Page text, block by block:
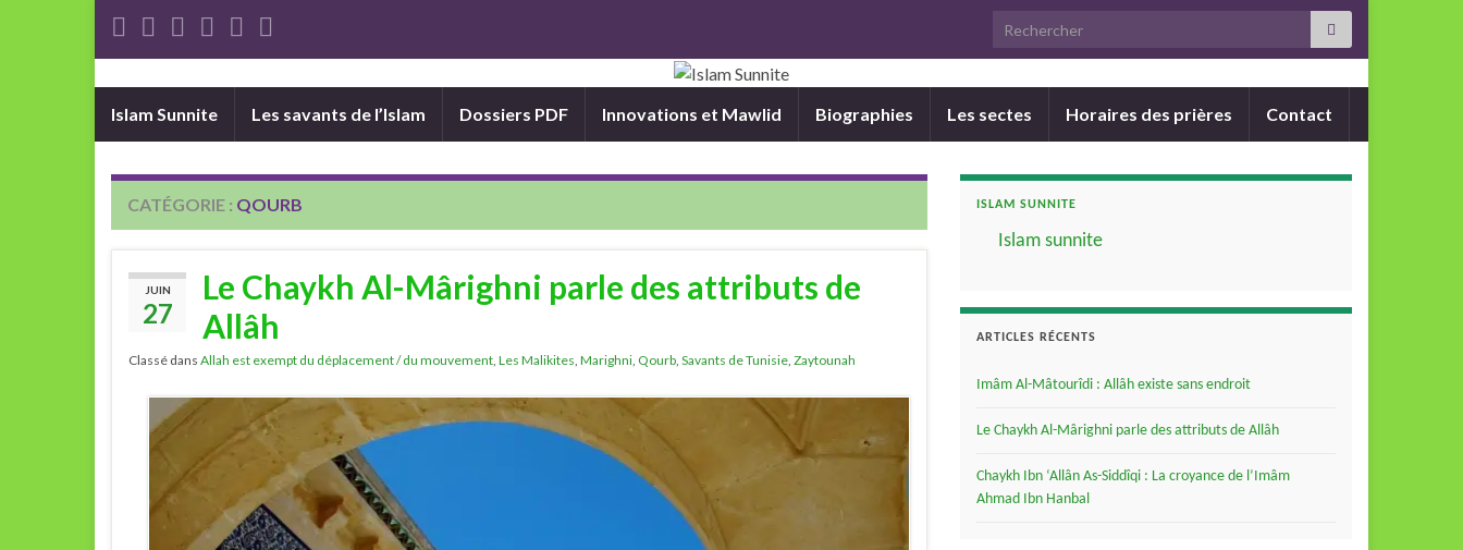
Search for:
Islam Sunnite Les savants de l’Islam Dossiers PDF Innovations et Mawlid Biographies Les sectes Horaires des prières Contact
CATÉGORIE : QOURB
JUIN
27
Le Chaykh Al-Mârighni parle des attributs de
Allâh
Classé dans Allah est exempt du déplacement / du mouvement Les Malikites Marighni Qourb Savants de Tunisie Zaytounah
ISLAM SUNNITE
Islam sunnite
ARTICLES RÉCENTS
Imâm Al-Mâtourîdi : Allâh existe sans endroit
Le Chaykh Al-Mârighni parle des attributs de Allâh
Chaykh Ibn ‘Allân As-Siddîqi : La croyance de l’Imâm
Ahmad Ibn Hanbal